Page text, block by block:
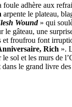
adhère aux
arpente le plateau,
Wound » qui
gâteau, une
et froufrou font
Rich ».
sol et les murs de
le grand livre